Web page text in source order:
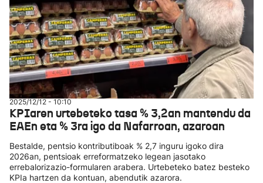
2025/12/12 - 10:10
KPIaren urtebeteko tasa % 3,2an mantendu da
EAEn eta % 3ra igo da Nafarroan, azaroan
Bestalde, pentsio kontributiboak % 2,7 inguru igoko dira
2026an, pentsioak erreformatzeko legean jasotako
errebalorizazio-formularen arabera. Urtebeteko batez besteko
KPIa hartzen da kontuan, abendutik azarora.